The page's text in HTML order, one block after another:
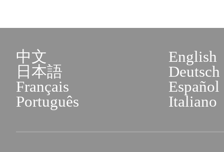
中文
English
日本語
Deutsch
Français
Español
Português
Italiano